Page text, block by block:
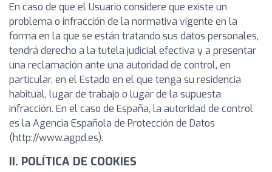
En caso de que el Usuario considere que existe un
problema o infracción de la normativa vigente en la
forma en la que se están tratando sus datos personales,
tendrá derecho a la tutela judicial efectiva y a presentar
una reclamación ante una autoridad de control, en
particular, en el Estado en el que tenga su residencia
habitual, lugar de trabajo o lugar de la supuesta
infracción. En el caso de España, la autoridad de control
es la Agencia Española de Protección de Datos
(http://www.agpd.es).
II. POLÍTICA DE COOKIES